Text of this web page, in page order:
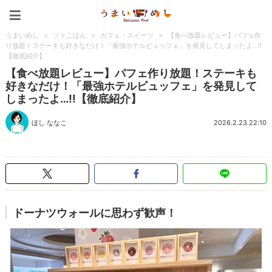
うまいめし > ソトごはん > カフェ・スイーツ >
【食べ放題レビュー】パフェ作
り放題！ステーキも好きなだけ！「最強ホテルビュッフェ」を発見してしまったよ…!!
【徹底紹介】
【食べ放題レビュー】パフェ作り放題！ステーキも
好きなだけ！「最強ホテルビュッフェ」を発見して
しまったよ…!!【徹底紹介】
ほし ななこ 2026.2.23 22:10
ドーナツウォールに思わず歓声！